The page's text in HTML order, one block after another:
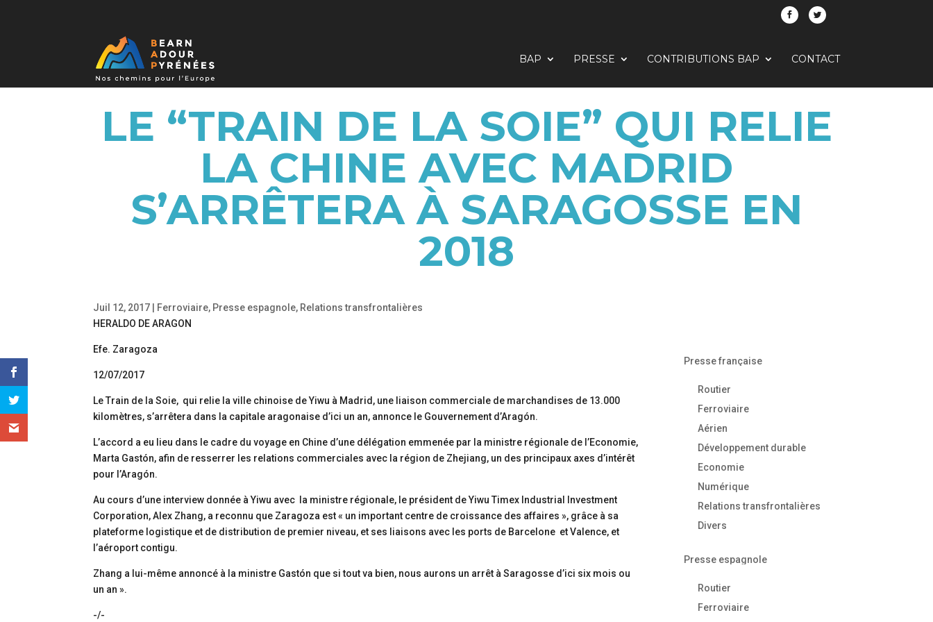
BAP PRESSE CONTRIBUTIONS BAP CONTACT
LE “TRAIN DE LA SOIE” QUI RELIE
LA CHINE AVEC MADRID
S’ARRÊTERA À SARAGOSSE EN
2018
Juil 12, 2017 Ferroviaire, Presse espagnole, Relations transfrontalières
HERALDO DE ARAGON
Efe. Zaragoza
12/07/2017
Le Train de la Soie, qui relie la ville chinoise de Yiwu à Madrid, une liaison commerciale de marchandises de 13.000
kilomètres, s’arrêtera dans la capitale aragonaise d’ici un an, annonce le Gouvernement d’Aragón.
L’accord a eu lieu dans le cadre du voyage en Chine d’une délégation emmenée par la ministre régionale de l’Economie,
Marta Gastón, afin de resserrer les relations commerciales avec la région de Zhejiang, un des principaux axes d’intérêt
pour l’Aragón.
Au cours d’une interview donnée à Yiwu avec la ministre régionale, le président de Yiwu Timex Industrial Investment
Corporation, Alex Zhang, a reconnu que Zaragoza est « un important centre de croissance des affaires », grâce à sa
plateforme logistique et de distribution de premier niveau, et ses liaisons avec les ports de Barcelone et Valence, et
l’aéroport contigu.
Zhang a lui-même annoncé à la ministre Gastón que si tout va bien, nous aurons un arrêt à Saragosse d’ici six mois ou
un an ».
-/-
Presse française
Routier
Ferroviaire
Aérien
Développement durable
Economie
Numérique
Relations transfrontalières
Divers
Presse espagnole
Routier
Ferroviaire